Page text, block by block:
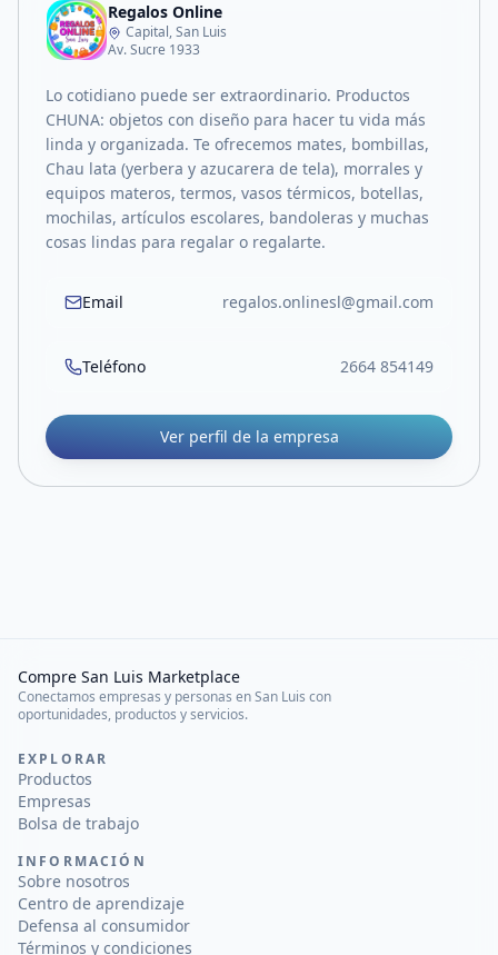
Regalos Online
Capital, San Luis
Av. Sucre 1933
Lo cotidiano puede ser extraordinario. Productos
CHUNA: objetos con diseño para hacer tu vida más
linda y organizada. Te ofrecemos mates, bombillas,
Chau lata (yerbera y azucarera de tela), morrales y
equipos materos, termos, vasos térmicos, botellas,
mochilas, artículos escolares, bandoleras y muchas
cosas lindas para regalar o regalarte.
Email regalos.onlinesl@gmail.com
Teléfono 2664 854149
Ver perfil de la empresa
Compre San Luis Marketplace
Conectamos empresas y personas en San Luis con
oportunidades, productos y servicios.
EXPLORAR
Productos
Empresas
Bolsa de trabajo
INFORMACIÓN
Sobre nosotros
Centro de aprendizaje
Defensa al consumidor
Términos y condiciones